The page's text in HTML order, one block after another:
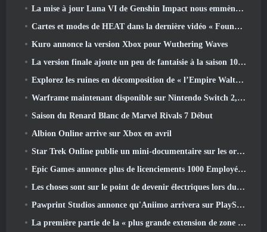
La mise à jour Luna VI de Genshin Impact nous emmène à cet endroit dont Mondstadt continue de parler mais que nous n'avons jamais vu
Cartes et modes de HEAT dans la dernière vidéo « Foundations »
Kuro annonce la version Xbox pour Wuthering Waves
La version finale ajoute un peu de fantaisie à la saison 10 Lancements
Explorez les ruines en décomposition de « l’Empire Walthen » dans la prochaine mise à jour majeure de RAVEN2
Warframe maintenant disponible sur Nintendo Switch 2, Juste à temps pour le lancement de Shadowgrapher
Saison du Renard Blanc de Marvel Rivals 7 Début
Albion Online arrive sur Xbox en avril
Star Trek Online publie un mini-documentaire sur les origines de la Fédération pour célébrer le 16e anniversaire
Epic Games annonce plus de licenciements 1000 Employés, Citant « Recul de l’engagement Fortnite »
Les choses sont sur le point de devenir électriques lors du prochain événement de réplique d’Apex Legends
Pawprint Studios annonce qu'Aniimo arrivera sur PlayStation 5 Et l'Epic Games Store lors des lancements
La première partie de la « plus grande extension de zone » de l’histoire de RuneScape est lancée aujourd’hui